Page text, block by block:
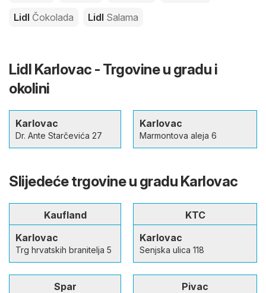
Lidl Čokolada Lidl Salama
Lidl Karlovac - Trgovine u gradu i
okolini
Karlovac
Dr. Ante Starčevića 27
Karlovac
Marmontova aleja 6
Slijedeće trgovine u gradu Karlovac
Kaufland
Karlovac
Trg hrvatskih branitelja 5
KTC
Karlovac
Senjska ulica 118
Spar
Pivac